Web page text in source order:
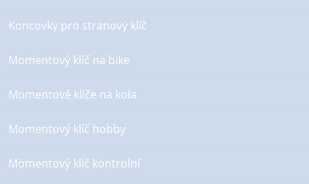
Koncovky pro stranový klíč
Momentový klíč na bike
Momentové klíče na kola
Momentový klíč hobby
Momentový klíč kontrolní